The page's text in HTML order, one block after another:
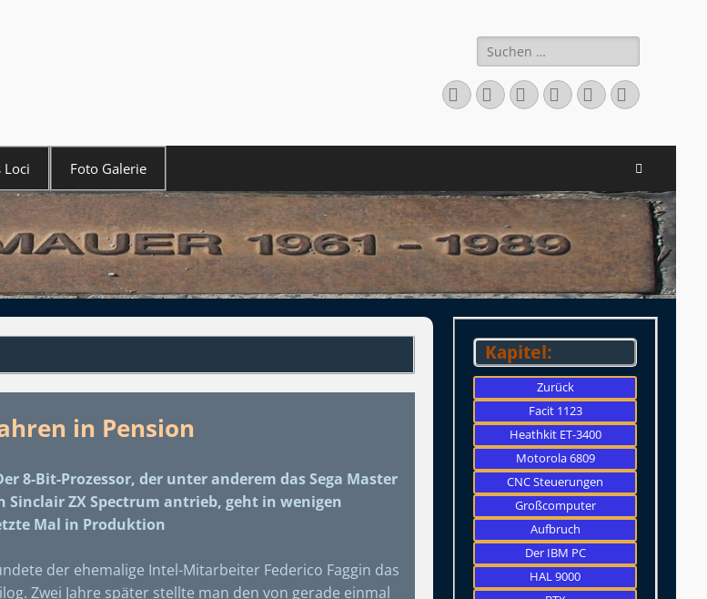
Suchen
nach:
Facebook
TwitterLinkedIn
FlickrInstagram
Loci Foto Galerie
in Pension
8-Bit-Prozessor, der unter anderem das Sega Master
Sinclair ZX Spectrum antrieb, geht in wenigen
Mal in Produktion
der ehemalige Intel-Mitarbeiter Federico Faggin das
Zwei Jahre später stellte man den von gerade einmal
Kapitel:
Zurück
Facit 1123
Heathkit ET-3400
Motorola 6809
CNC Steuerungen
Großcomputer
Aufbruch
Der IBM PC
HAL 9000